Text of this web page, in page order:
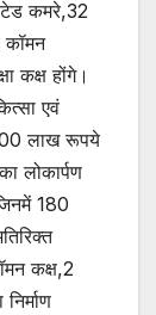
कमरे,32
कक्ष होंगे।
एवं
लाख रूपये
लोकार्पण
180
कक्ष,2